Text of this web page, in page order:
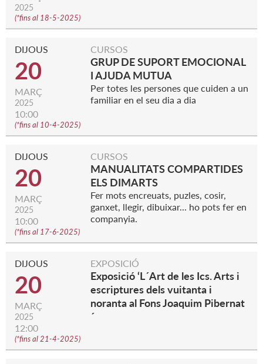
2025
(*fins al 18-5-2025)
DIJOUS
20
MARÇ
2025
10:00
(*fins al 10-4-2025)
CURSOS
GRUP DE SUPORT EMOCIONAL
I AJUDA MUTUA
Per totes les persones que cuiden a un
familiar en el seu dia a dia
DIJOUS
20
MARÇ
2025
10:00
(*fins al 17-6-2025)
CURSOS
MANUALITATS COMPARTIDES
ELS DIMARTS
Fer mots encreuats, puzles, cosir,
ganxet, llegir, dibuixar... ho pots fer en
companyia.
DIJOUS
20
MARÇ
2025
12:00
(*fins al 21-4-2025)
EXPOSICIÓ
Exposició ‘L´Art de les Ics. Arts i
escriptures dels vuitanta i
noranta al Fons Joaquim Pibernat
´